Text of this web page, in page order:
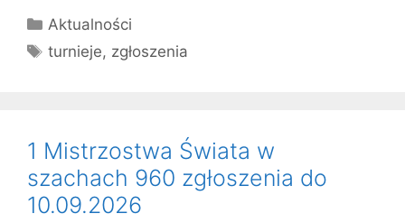
Kategorie
Aktualności
Tagi
turnieje, zgłoszenia
1 Mistrzostwa Świata w
szachach 960 zgłoszenia do
10.09.2026